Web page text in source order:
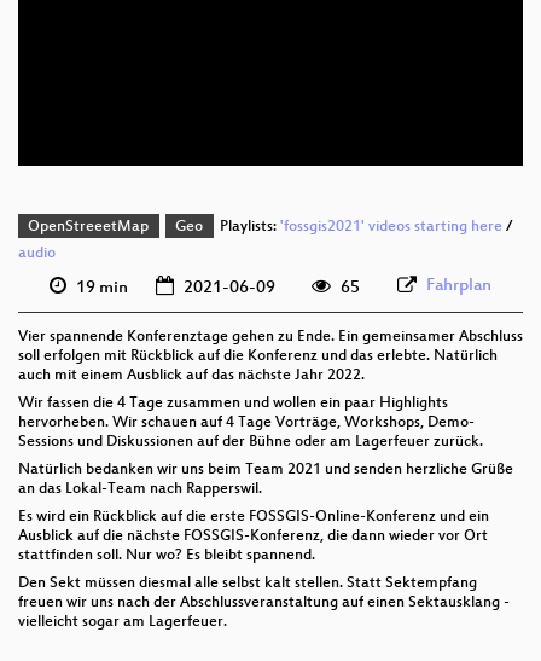
OpenStreeetMap Geo Playlists: 'fossgis2021' videos starting here/
audio
19 min 2021-06-09 65 Fahrplan
Vier spannende Konferenztage gehen zu Ende. Ein gemeinsamer Abschluss
soll erfolgen mit Rückblick auf die Konferenz und das erlebte. Natürlich
auch mit einem Ausblick auf das nächste Jahr 2022.
Wir fassen die 4 Tage zusammen und wollen ein paar Highlights
hervorheben. Wir schauen auf 4 Tage Vorträge, Workshops, Demo-
Sessions und Diskussionen auf der Bühne oder am Lagerfeuer zurück.
Natürlich bedanken wir uns beim Team 2021 und senden herzliche Grüße
an das Lokal-Team nach Rapperswil.
Es wird ein Rückblick auf die erste FOSSGIS-Online-Konferenz und ein
Ausblick auf die nächste FOSSGIS-Konferenz, die dann wieder vor Ort
stattfinden soll. Nur wo? Es bleibt spannend.
Den Sekt müssen diesmal alle selbst kalt stellen. Statt Sektempfang
freuen wir uns nach der Abschlussveranstaltung auf einen Sektausklang -
vielleicht sogar am Lagerfeuer.